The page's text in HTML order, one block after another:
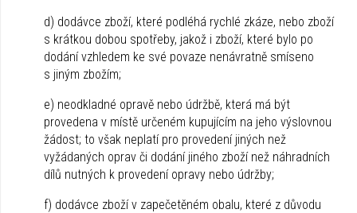
d) dodávce zboží, které podléhá rychlé zkáze, nebo zboží
s krátkou dobou spotřeby, jakož i zboží, které bylo po
dodání vzhledem ke své povaze nenávratně smíseno
s jiným zbožím;
e) neodkladné opravě nebo údržbě, která má být
provedena v místě určeném kupujícím na jeho výslovnou
žádost; to však neplatí pro provedení jiných než
vyžádaných oprav či dodání jiného zboží než náhradních
dílů nutných k provedení opravy nebo údržby;
f) dodávce zboží v zapečetěném obalu, které z důvodu